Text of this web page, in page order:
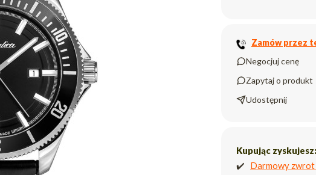
Zamów przez
Negocjuj cenę
Zapytaj o produkt
Udostępnij
Kupując zyskujesz:
✔️ Darmowy zwrot